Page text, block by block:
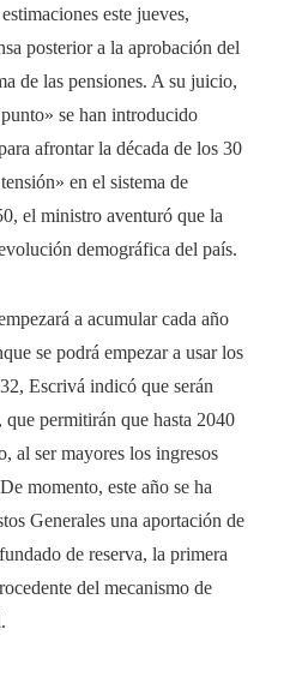
este jueves,
posterior a la aprobación del
de las pensiones. A su juicio,
se han introducido
afrontar la década de los 30
en el sistema de
el ministro aventuró que la
demográfica del país.
a acumular cada año
se podrá empezar a usar los
Escrivá indicó que serán
que permitirán que hasta 2040
al ser mayores los ingresos
momento, este año se ha
Generales una aportación de
de reserva, la primera
del mecanismo de